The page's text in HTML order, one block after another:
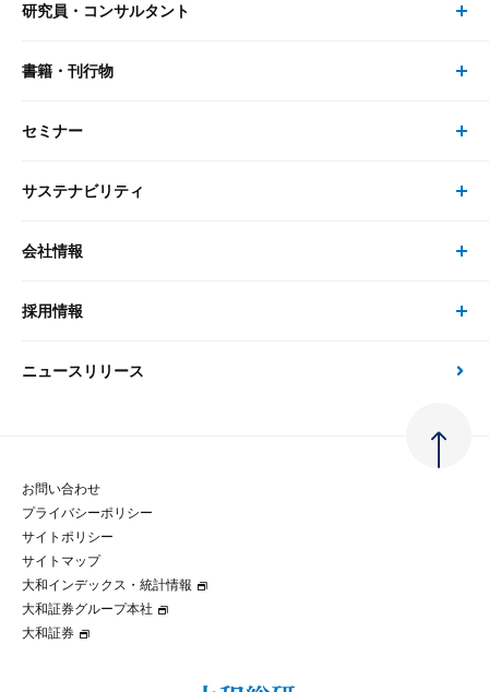
リサーチ
大和総研の強み
先端テクノロジーに基づく新たな価値の創出
レポート・コラム トップ
最新のレポート・コラム
政策分析
金融経済教育等
コラム
研究員・コンサルタント
研究員・コンサルタント トップ
研究員
書籍・刊行物
書籍・刊行物 トップ
書籍
セミナー
セミナー トップ
現在受付中のセミナー・イベント
サステナビリティ
サステナビリティの取り組み
次世代社会への貢献
マルチステークホルダー方針
パートナーシップ構築宣言
会社情報
会社情報 トップ
会社概要・役員一覧
大和総研の歩み
グループ会社
採用情報
採用情報 トップ
経験者採用
ニュースリリース
お問い合わせ
プライバシーポリシー
サイトポリシー
サイトマップ
大和インデックス・統計情報
大和証券グループ本社
大和証券